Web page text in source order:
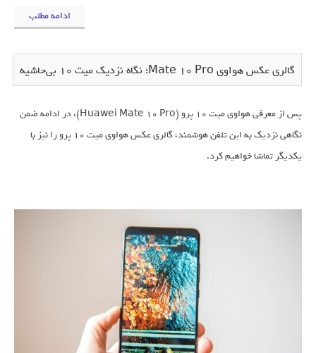
ادامه مطلب
گالری عکس هواوی Mate 10 Pro؛ نگاه نزدیک میت 10 بی‌حاشیه
پس از معرفی هواوی میت 10 پرو (Huawei Mate 10 Pro)، در ادامه ضمن
نگاهی نزدیک به این تلفن هوشمند، گالری عکس هواوی میت 10 پرو را نیز با
یکدیگر تماشا خواهیم کرد.